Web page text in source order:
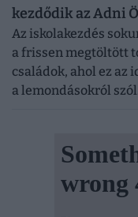
kezdődik az Adni
Az iskolakezdés
a frissen megtöltött
családok, ahol ez az
a lemondásokról